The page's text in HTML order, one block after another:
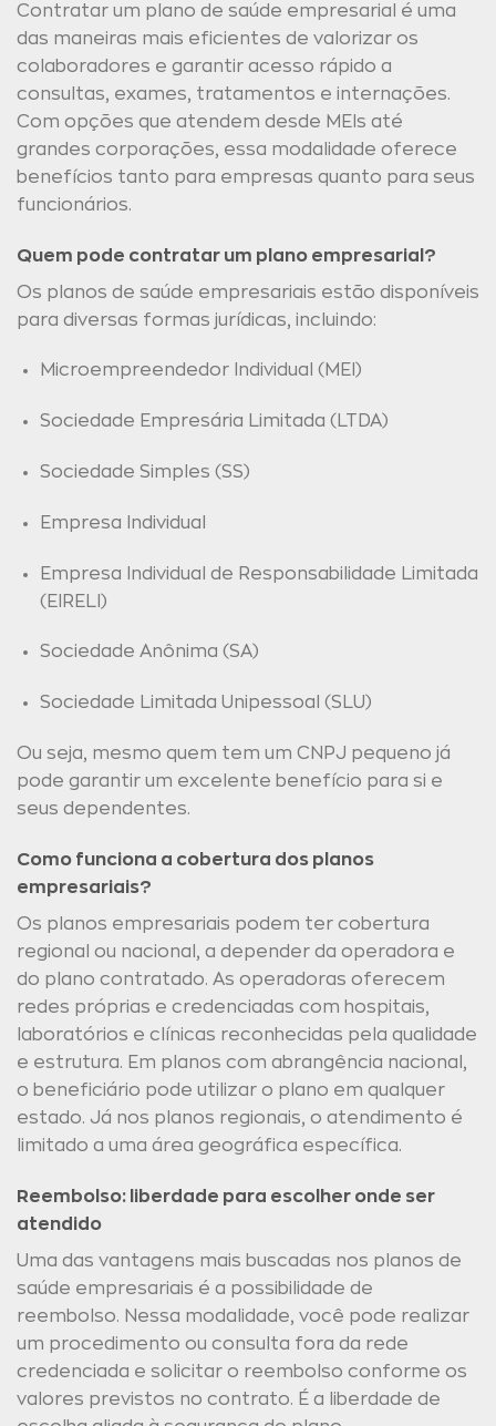
Contratar um plano de saúde empresarial é uma
das maneiras mais eficientes de valorizar os
colaboradores e garantir acesso rápido a
consultas, exames, tratamentos e internações.
Com opções que atendem desde MEIs até
grandes corporações, essa modalidade oferece
benefícios tanto para empresas quanto para seus
funcionários.
Quem pode contratar um plano empresarial?
Os planos de saúde empresariais estão disponíveis
para diversas formas jurídicas, incluindo:
Microempreendedor Individual (MEI)
Sociedade Empresária Limitada (LTDA)
Sociedade Simples (SS)
Empresa Individual
Empresa Individual de Responsabilidade Limitada
(EIRELI)
Sociedade Anônima (SA)
Sociedade Limitada Unipessoal (SLU)
Ou seja, mesmo quem tem um CNPJ pequeno já
pode garantir um excelente benefício para si e
seus dependentes.
Como funciona a cobertura dos planos
empresariais?
Os planos empresariais podem ter cobertura
regional ou nacional, a depender da operadora e
do plano contratado. As operadoras oferecem
redes próprias e credenciadas com hospitais,
laboratórios e clínicas reconhecidas pela qualidade
e estrutura. Em planos com abrangência nacional,
o beneficiário pode utilizar o plano em qualquer
estado. Já nos planos regionais, o atendimento é
limitado a uma área geográfica específica.
Reembolso: liberdade para escolher onde ser
atendido
Uma das vantagens mais buscadas nos planos de
saúde empresariais é a possibilidade de
reembolso. Nessa modalidade, você pode realizar
um procedimento ou consulta fora da rede
credenciada e solicitar o reembolso conforme os
valores previstos no contrato. É a liberdade de